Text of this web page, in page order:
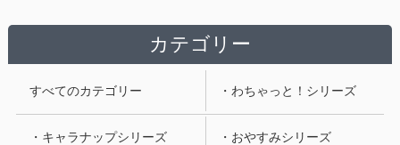
カテゴリー
すべてのカテゴリー ・わちゃっと！シリーズ
・キャラナップシリーズ ・おやすみシリーズ